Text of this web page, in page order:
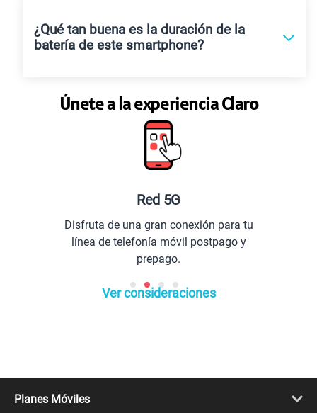
¿Qué tan buena es la duración de la
batería de este smartphone?
Únete a la experiencia Claro
Red 5G
Disfruta de una gran conexión para tu
línea de telefonía móvil postpago y
prepago.
Ver consideraciones
Planes Móviles